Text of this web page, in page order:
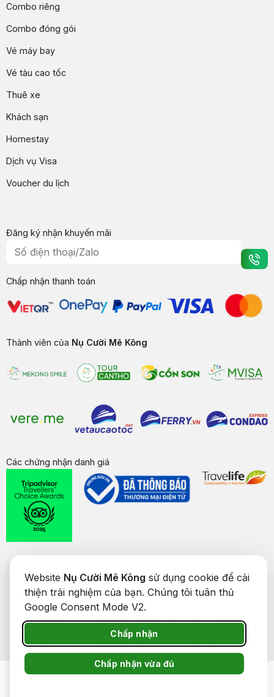
Website Nụ Cười Mê Kông sử dụng cookie để cải
thiện trải nghiệm của bạn. Chúng tôi tuân thủ
Google Consent Mode V2.
Chấp nhận
Chấp nhận vừa đủ
Combo riêng
Combo đóng gói
Vé máy bay
Vé tàu cao tốc
Thuê xe
Khách sạn
Homestay
Dịch vụ Visa
Voucher du lịch
Đăng ký nhận khuyến mãi
Chấp nhận thanh toán
Thành viên của Nụ Cười Mê Kông
Các chứng nhận danh giá
Bản quyền của Nụ Cười Mê Kông ® 2026. CÔNG TY CỔ PHẦN
THƯƠNG MẠI DU LỊCH NỤ CƯỜI MÊ KÔNG. GPDKKD: 1801511350 do
sở KH & ĐT TP. Cần Thơ cấp ngày 24/01/2017. Số giấy phép kinh
doanh lữ hành Quốc tế: 92-018/2022/TCDL-GP LHQT. Địa chỉ: Số 5,
Đường Trần Văn Hoài, Phường Ninh Kiều, Thành phố Cần Thơ, Việt
Nam. Điện thoại: 0292 888 9989. Email: cskh@nucuoimekong.com.